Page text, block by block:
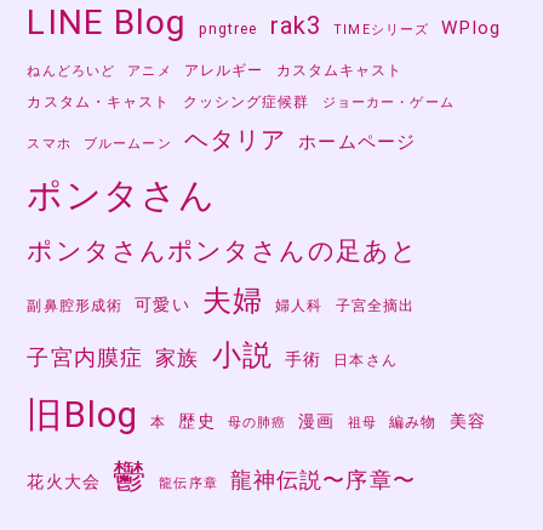
LINE Blog pngtree rak3 TIMEシリーズ WPlog
ねんどろいど アニメ アレルギー
カスタムキャスト
カスタム・キャスト
クッシング症候群 ジョーカー・ゲーム
スマホ ブルームーン ヘタリア ホームページ
ポンタさん
ポンタさんポンタさんの足あと
副鼻腔形成術 可愛い 夫婦 婦人科 子宮全摘出
子宮内膜症 家族 小説 手術 日本さん
旧Blog 本 歴史 母の肺癌 漫画 祖母 編み物 美容
花火大会 鬱 龍伝序章 龍神伝説〜序章〜